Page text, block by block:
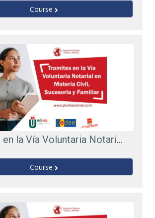
Course
Tramites en la Vía Voluntaria Notarial en Materia Civil, Sucesoria y Familiar
Course